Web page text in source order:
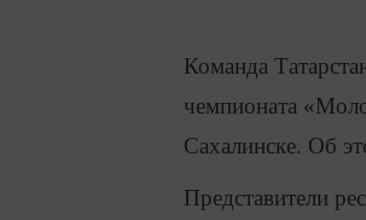
Команда
чемпионата
Сахалинске. Об
Представители